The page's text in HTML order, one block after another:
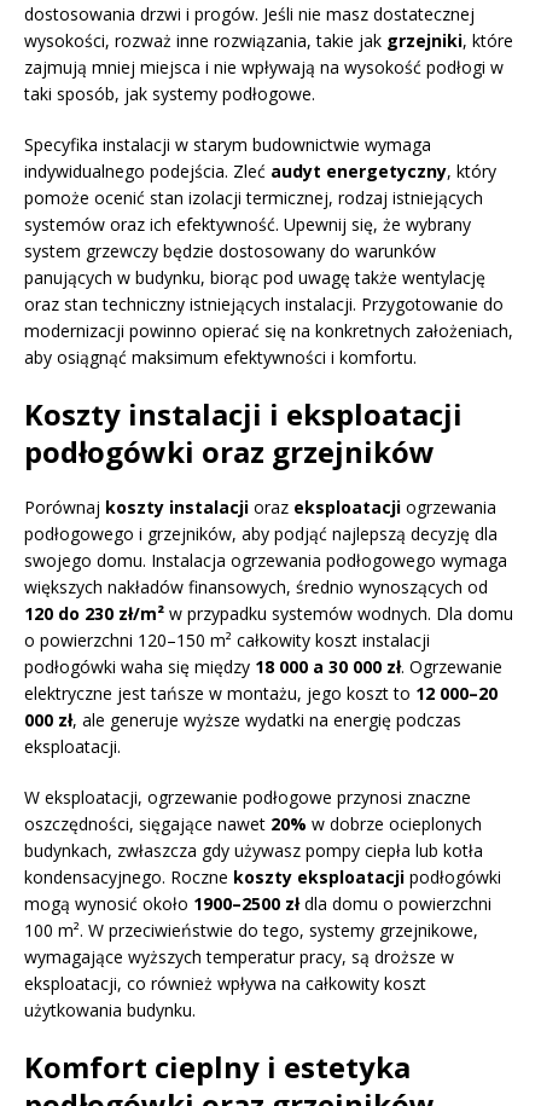
dostosowania drzwi i progów. Jeśli nie masz dostatecznej
wysokości, rozważ inne rozwiązania, takie jak grzejniki, które
zajmują mniej miejsca i nie wpływają na wysokość podłogi w
taki sposób, jak systemy podłogowe.
Specyfika instalacji w starym budownictwie wymaga
indywidualnego podejścia. Zleć audyt energetyczny, który
pomoże ocenić stan izolacji termicznej, rodzaj istniejących
systemów oraz ich efektywność. Upewnij się, że wybrany
system grzewczy będzie dostosowany do warunków
panujących w budynku, biorąc pod uwagę także wentylację
oraz stan techniczny istniejących instalacji. Przygotowanie do
modernizacji powinno opierać się na konkretnych założeniach,
aby osiągnąć maksimum efektywności i komfortu.
Koszty instalacji i eksploatacji
podłogówki oraz grzejników
Porównaj koszty instalacji oraz eksploatacji ogrzewania
podłogowego i grzejników, aby podjąć najlepszą decyzję dla
swojego domu. Instalacja ogrzewania podłogowego wymaga
większych nakładów finansowych, średnio wynoszących od
120 do 230 zł/m² w przypadku systemów wodnych. Dla domu
o powierzchni 120–150 m² całkowity koszt instalacji
podłogówki waha się między 18 000 a 30 000 zł. Ogrzewanie
elektryczne jest tańsze w montażu, jego koszt to 12 000–20
000 zł, ale generuje wyższe wydatki na energię podczas
eksploatacji.
W eksploatacji, ogrzewanie podłogowe przynosi znaczne
oszczędności, sięgające nawet 20% w dobrze ocieplonych
budynkach, zwłaszcza gdy używasz pompy ciepła lub kotła
kondensacyjnego. Roczne koszty eksploatacji podłogówki
mogą wynosić około 1900–2500 złdla domu o powierzchni
100 m². W przeciwieństwie do tego, systemy grzejnikowe,
wymagające wyższych temperatur pracy, są droższe w
eksploatacji, co również wpływa na całkowity koszt
użytkowania budynku.
Komfort cieplny i estetyka